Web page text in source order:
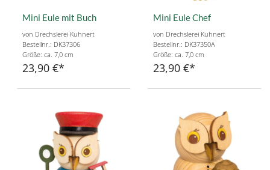
Mini Eule mit Buch
von Drechslerei Kuhnert
Bestellnr.: DK37306
Größe: ca. 7,0 cm
23,90 €
Mini Eule Chef
von Drechslerei Kuhnert
Bestellnr.: DK37350A
Größe: ca. 7,0 cm
23,90 €